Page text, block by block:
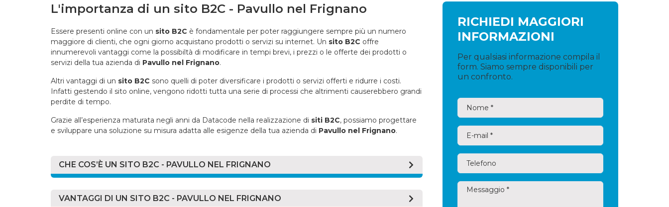
L'importanza di un sito B2C - Pavullo nel Frignano
Essere presenti online con un sito B2C è fondamentale per poter raggiungere sempre più un numero
maggiore di clienti, che ogni giorno acquistano prodotti o servizi su internet. Un sito B2C offre
innumerevoli vantaggi come la possibiltà di modificare in tempi brevi, i prezzi o le offerte dei prodotti o
servizi della tua azienda di Pavullo nel Frignano.
Altri vantaggi di un sito B2C sono quelli di poter diversificare i prodotti o servizi offerti e ridurre i costi.
Infatti gestendo il sito online, vengono ridotti tutta una serie di processi che altrimenti causerebbero grandi
perdite di tempo.
Grazie all’esperienza maturata negli anni da Datacode nella realizzazione di siti B2C, possiamo progettare
e sviluppare una soluzione su misura adatta alle esigenze della tua azienda di Pavullo nel Frignano.
CHE COS’È UN SITO B2C - PAVULLO NEL FRIGNANO
vende i propri servizi o prodotti ai clienti finali. Nel modello di vendita al dettaglio il consumatore
VANTAGGI DI UN SITO B2C - PAVULLO NEL FRIGNANO
RICHIEDI MAGGIORI
INFORMAZIONI
Per qualsiasi informazione compila il
form. Siamo sempre disponibili per
un confronto.